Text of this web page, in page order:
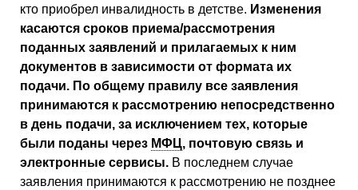
кто приобрел инвалидность в детстве. Изменения
касаются сроков приема/рассмотрения
поданных заявлений и прилагаемых к ним
документов в зависимости от формата их
подачи. По общему правилу все заявления
принимаются к рассмотрению непосредственно
в день подачи, за исключением тех, которые
были поданы через МФЦ, почтовую связь и
электронные сервисы. В последнем случае
заявления принимаются к рассмотрению не позднее